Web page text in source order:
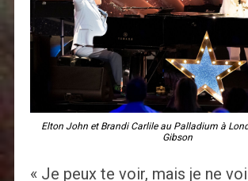
Elton John et Brandi Carlile au Palladium à
Gibson
« Je peux te voir, mais je ne